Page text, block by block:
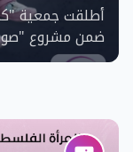
خدمات وكالة
أطلقت جمعية
ضمن مشروع
تنمية المرأة
مخيمات في
المحلي والدولي